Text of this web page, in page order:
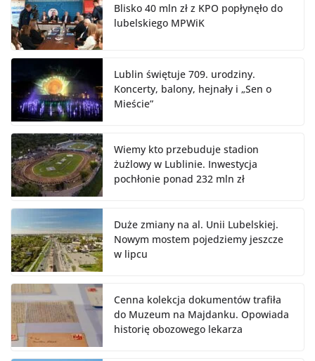
Blisko 40 mln zł z KPO popłynęło do
lubelskiego MPWiK
Lublin świętuje 709. urodziny.
Koncerty, balony, hejnały i „Sen o
Mieście”
Wiemy kto przebuduje stadion
żużlowy w Lublinie. Inwestycja
pochłonie ponad 232 mln zł
Duże zmiany na al. Unii Lubelskiej.
Nowym mostem pojedziemy jeszcze
w lipcu
Cenna kolekcja dokumentów trafiła
do Muzeum na Majdanku. Opowiada
historię obozowego lekarza